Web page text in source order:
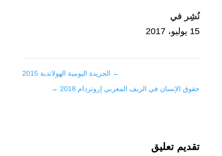
نُشِر في
15 يوليو، 2017
← الجريدة اليومية الهولاندية 2015
حقوق الإنسان في الريف المغربي إروتردام 2018
→
تقديم تعليق